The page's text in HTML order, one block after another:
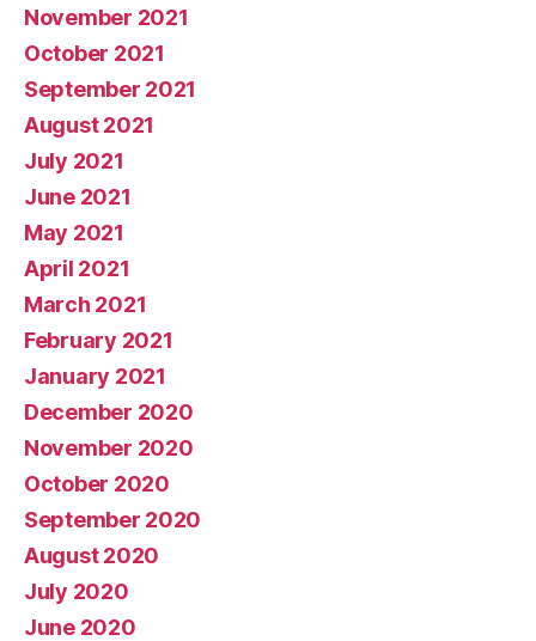
November 2021
October 2021
September 2021
August 2021
July 2021
June 2021
May 2021
April 2021
March 2021
February 2021
January 2021
December 2020
November 2020
October 2020
September 2020
August 2020
July 2020
June 2020